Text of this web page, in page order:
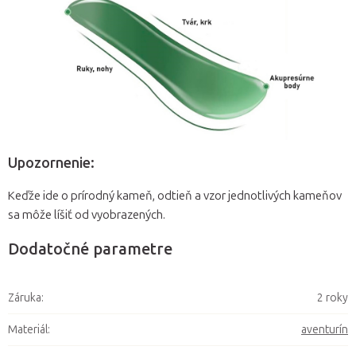
Upozornenie:
Keďže ide o prírodný kameň, odtieň a vzor jednotlivých kameňov
sa môže líšiť od vyobrazených.
Dodatočné parametre
Záruka: 2 roky
Materiál: aventurín